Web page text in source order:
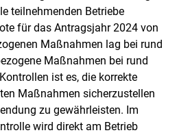
teilnehmenden Betriebe
für das Antragsjahr 2024 von
Maßnahmen lag bei rund
Maßnahmen bei rund
ist es, die korrekte
Maßnahmen sicherzustellen
zu gewährleisten. Im
wird direkt am Betrieb